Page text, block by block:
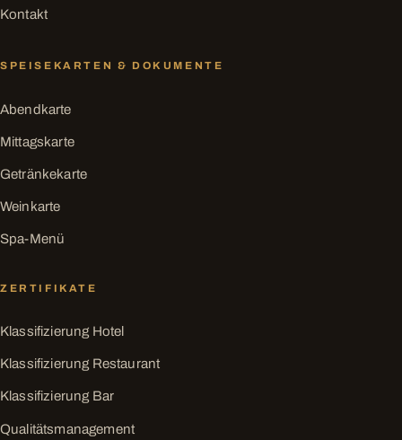
Kontakt
SPEISEKARTEN & DOKUMENTE
Abendkarte
Mittagskarte
Getränkekarte
Weinkarte
Spa-Menü
ZERTIFIKATE
Klassifizierung Hotel
Klassifizierung Restaurant
Klassifizierung Bar
Qualitätsmanagement